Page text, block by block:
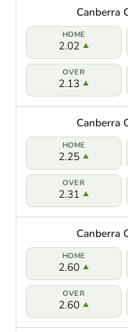
Canberra
2.02
2.13
Canberra
2.25
2.31
Canberra
2.60
2.60